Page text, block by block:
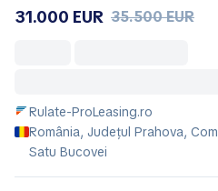
31.000 EUR 35.500 EUR
Rulate-ProLeasing.ro
România, Județul Prahova,
Satu Bucovei